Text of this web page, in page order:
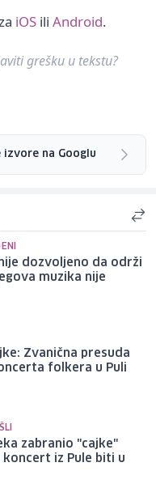
iOS ili Android.
grešku u tekstu?
izvore na Googlu
dozvoljeno da održi
muzika nije
Zvanična presuda
folkera u Puli
zabranio "cajke"
koncert iz Pule biti u